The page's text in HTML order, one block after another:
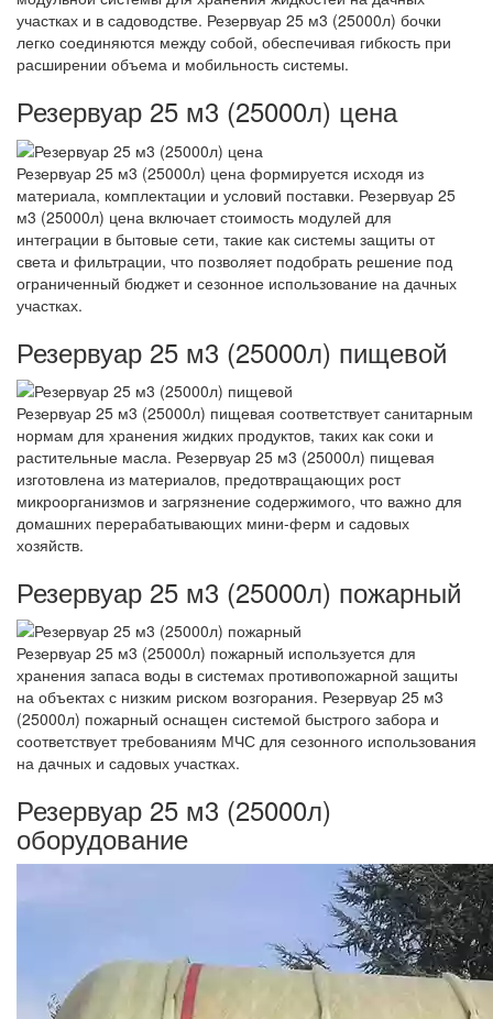
участках и в садоводстве. Резервуар 25 м3 (25000л) бочки
легко соединяются между собой, обеспечивая гибкость при
расширении объема и мобильность системы.
Резервуар 25 м3 (25000л) цена
Резервуар 25 м3 (25000л) цена формируется исходя из
материала, комплектации и условий поставки. Резервуар 25
м3 (25000л) цена включает стоимость модулей для
интеграции в бытовые сети, такие как системы защиты от
света и фильтрации, что позволяет подобрать решение под
ограниченный бюджет и сезонное использование на дачных
участках.
Резервуар 25 м3 (25000л) пищевой
Резервуар 25 м3 (25000л) пищевая соответствует санитарным
нормам для хранения жидких продуктов, таких как соки и
растительные масла. Резервуар 25 м3 (25000л) пищевая
изготовлена из материалов, предотвращающих рост
микроорганизмов и загрязнение содержимого, что важно для
домашних перерабатывающих мини-ферм и садовых
хозяйств.
Резервуар 25 м3 (25000л) пожарный
Резервуар 25 м3 (25000л) пожарный используется для
хранения запаса воды в системах противопожарной защиты
на объектах с низким риском возгорания. Резервуар 25 м3
(25000л) пожарный оснащен системой быстрого забора и
соответствует требованиям МЧС для сезонного использования
на дачных и садовых участках.
Резервуар 25 м3 (25000л)
оборудование